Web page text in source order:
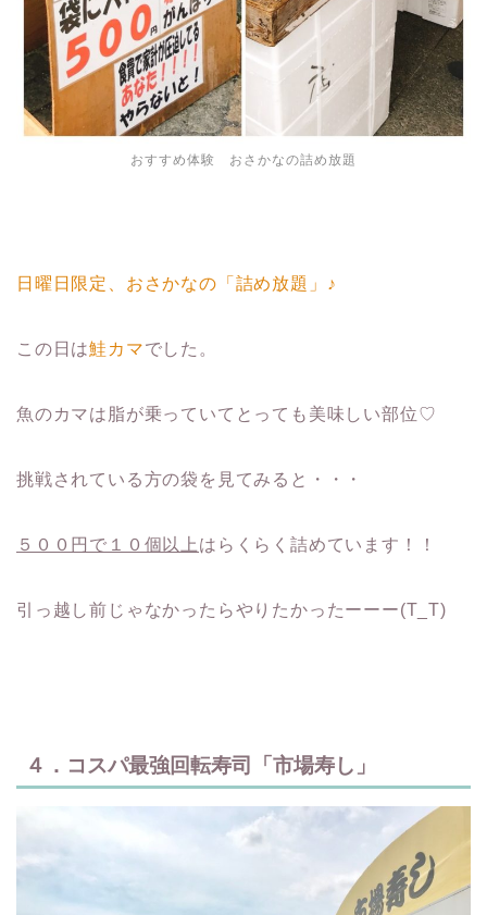
おすすめ体験 おさかなの詰め放題
日曜日限定、おさかなの「詰め放題」♪
この日は鮭カマでした。
魚のカマは脂が乗っていてとっても美味しい部位♡
挑戦されている方の袋を見てみると・・・
５００円で１０個以上 はらくらく詰めています！！
引っ越し前じゃなかったらやりたかったーーー(T_T)
４．コスパ最強回転寿司「市場寿し」